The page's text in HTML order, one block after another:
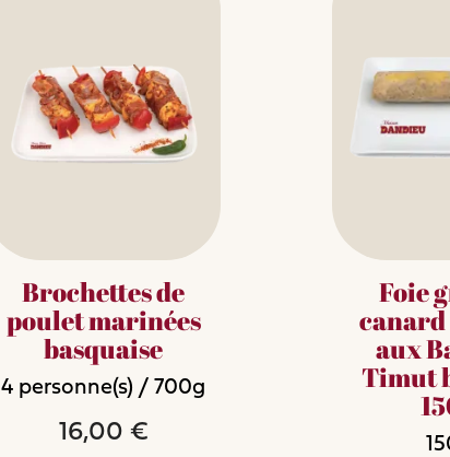
Brochettes de
poulet marinées
basquaise
4 personne(s) /700g
16,00 €
Foie
aux
Timut
Notre Histoire